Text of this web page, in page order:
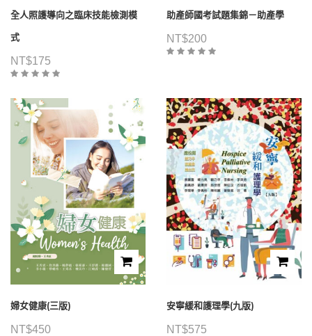
全人照護導向之臨床技能檢測模
式
NT$175
助產師國考試題集錦－助產學
NT$200
婦女健康(三版)
NT$450
安寧緩和護理學(九版)
NT$575